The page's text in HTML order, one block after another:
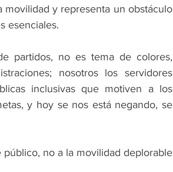
y representa un obstáculo
esenciales.
partidos, no es tema de colores,
nosotros los servidores
inclusivas que motiven a los
y hoy se nos está negando, se
no a la movilidad deplorable